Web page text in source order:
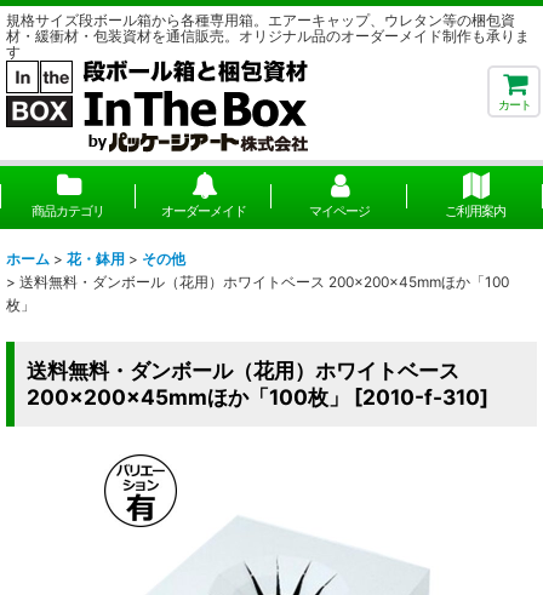
規格サイズ段ボール箱から各種専用箱。エアーキャップ、ウレタン等の梱包資
材・緩衝材・包装資材を通信販売。オリジナル品のオーダーメイド制作も承りま
す
カート
商品カテゴリ オーダーメイド マイページ ご利用案内
ホーム > 花・鉢用 > その他
> 送料無料・ダンボール（花用）ホワイトベース 200×200×45mmほか「100
枚」
送料無料・ダンボール（花用）ホワイトベース
200×200×45mmほか「100枚」
[2010-f-310]